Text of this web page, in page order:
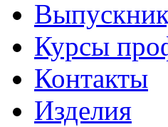
Курсы
Контакты
Изделия